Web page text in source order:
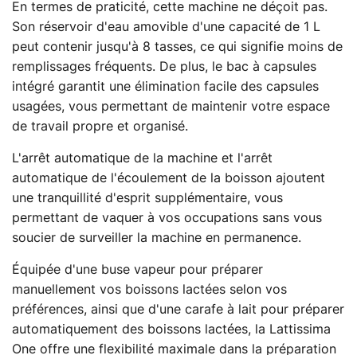
En termes de praticité, cette machine ne déçoit pas.
Son réservoir d'eau amovible d'une capacité de 1 L
peut contenir jusqu'à 8 tasses, ce qui signifie moins de
remplissages fréquents. De plus, le bac à capsules
intégré garantit une élimination facile des capsules
usagées, vous permettant de maintenir votre espace
de travail propre et organisé.
L'arrêt automatique de la machine et l'arrêt
automatique de l'écoulement de la boisson ajoutent
une tranquillité d'esprit supplémentaire, vous
permettant de vaquer à vos occupations sans vous
soucier de surveiller la machine en permanence.
Équipée d'une buse vapeur pour préparer
manuellement vos boissons lactées selon vos
préférences, ainsi que d'une carafe à lait pour préparer
automatiquement des boissons lactées, la Lattissima
One offre une flexibilité maximale dans la préparation